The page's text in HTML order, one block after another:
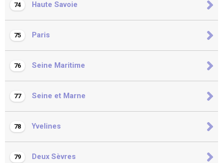
74 Haute Savoie
75 Paris
76 Seine Maritime
77 Seine et Marne
78 Yvelines
79 Deux Sèvres